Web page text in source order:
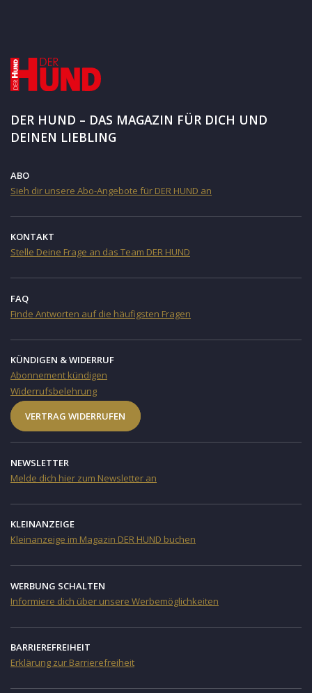
DER HUND – DAS MAGAZIN FÜR DICH UND
DEINEN LIEBLING
ABO
Sieh dir unsere Abo-Angebote für DER HUND an
KONTAKT
Stelle Deine Frage an das Team DER HUND
FAQ
Finde Antworten auf die häufigsten Fragen
KÜNDIGEN & WIDERRUF
Abonnement kündigen
Widerrufsbelehrung
VERTRAG WIDERRUFEN
NEWSLETTER
Melde dich hier zum Newsletter an
KLEINANZEIGE
Kleinanzeige im Magazin DER HUND buchen
WERBUNG SCHALTEN
Informiere dich über unsere Werbemöglichkeiten
BARRIEREFREIHEIT
Erklärung zur Barrierefreiheit